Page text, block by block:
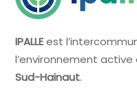
IPALLEest
l’environnement
Sud-Hainaut.